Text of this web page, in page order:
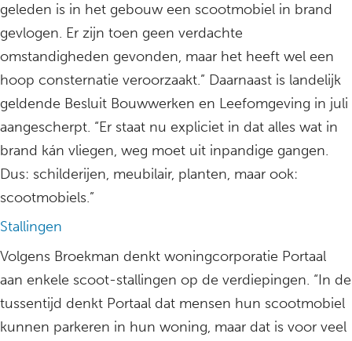
geleden is in het gebouw een scootmobiel in brand
gevlogen. Er zijn toen geen verdachte
omstandigheden gevonden, maar het heeft wel een
hoop consternatie veroorzaakt.” Daarnaast is landelijk
geldende Besluit Bouwwerken en Leefomgeving in juli
aangescherpt. “Er staat nu expliciet in dat alles wat in
brand kán vliegen, weg moet uit inpandige gangen.
Dus: schilderijen, meubilair, planten, maar ook:
scootmobiels.”
Stallingen
Volgens Broekman denkt woningcorporatie Portaal
aan enkele scoot-stallingen op de verdiepingen. “In de
tussentijd denkt Portaal dat mensen hun scootmobiel
kunnen parkeren in hun woning, maar dat is voor veel